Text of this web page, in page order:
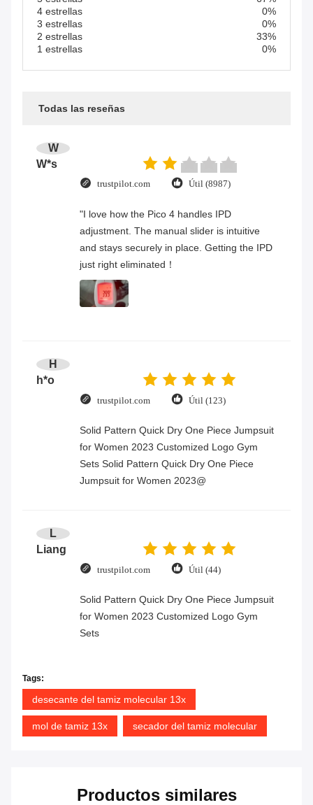
4 estrellas
0%
3 estrellas
0%
2 estrellas
33%
1 estrellas
0%
Todas las reseñas
W
W*s
trustpilot.com Útil (8987)
"I love how the Pico 4 handles IPD
adjustment. The manual slider is intuitive
and stays securely in place. Getting the IPD
just right eliminated！
H
h*o
trustpilot.com Útil (123)
Solid Pattern Quick Dry One Piece Jumpsuit
for Women 2023 Customized Logo Gym
Sets Solid Pattern Quick Dry One Piece
Jumpsuit for Women 2023@
L
Liang
trustpilot.com Útil (44)
Solid Pattern Quick Dry One Piece Jumpsuit
for Women 2023 Customized Logo Gym
Sets
Tags:
desecante del tamiz molecular 13x
mol de tamiz 13x secador del tamiz molecular
Productos similares